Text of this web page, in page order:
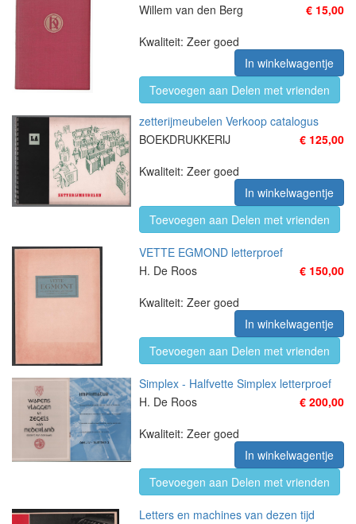
Willem van den Berg
€ 15,00
Kwaliteit: Zeer goed
In winkelwagentje
Toevoegen aan Delen met vrienden
zetterijmeubelen Verkoop catalogus
BOEKDRUKKERIJ
€ 125,00
Kwaliteit: Zeer goed
In winkelwagentje
Toevoegen aan Delen met vrienden
VETTE EGMOND letterproef
H. De Roos
€ 150,00
Kwaliteit: Zeer goed
In winkelwagentje
Toevoegen aan Delen met vrienden
Simplex - Halfvette Simplex letterproef
H. De Roos
€ 200,00
Kwaliteit: Zeer goed
In winkelwagentje
Toevoegen aan Delen met vrienden
Letters en machines van dezen tijd